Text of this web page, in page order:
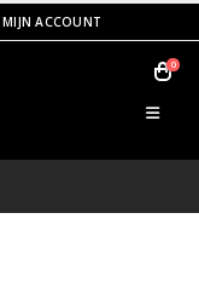
MIJN ACCOUNT
0